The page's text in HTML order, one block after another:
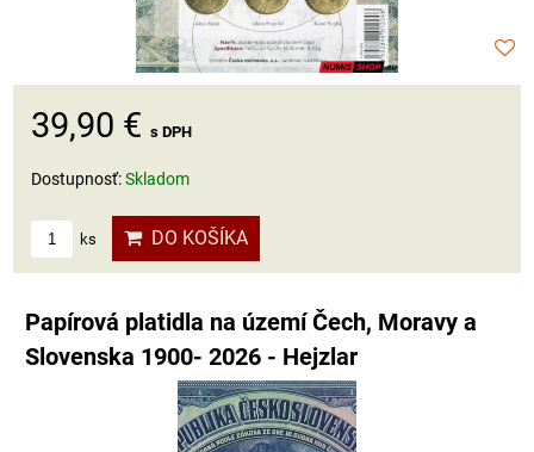
39,90 € s DPH
Dostupnosť:Skladom
ks DO KOŠÍKA
Papírová platidla na území Čech, Moravy a
Slovenska 1900- 2026 - Hejzlar